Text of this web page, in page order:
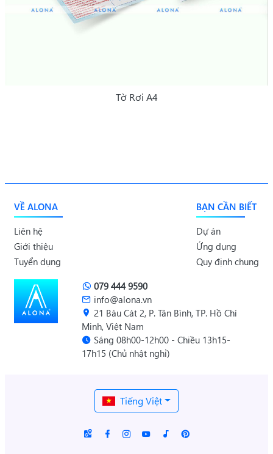
Tờ Rơi A4
079 444 9590
info@alona.vn
21 Bàu Cát 2, P. Tân Bình, TP. Hồ Chí
Minh, Việt Nam
Sáng 08h00-12h00 - Chiều 13h15-
17h15 (Chủ nhật nghỉ)
VỀ ALONA
Liên hệ
Giới thiệu
Tuyển dụng
BẠN CẦN BIẾT
Dự án
Ứng dụng
Quy định chung
Tiếng Việt